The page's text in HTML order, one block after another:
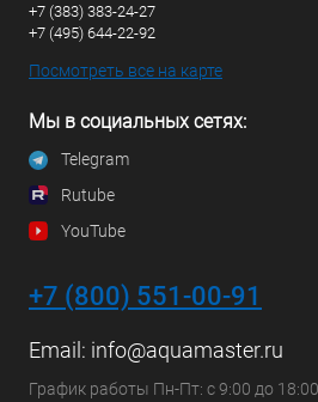
+7 (383) 383-24-27
+7 (495) 644-22-92
Посмотреть все на карте
Мы в социальных сетях:
Telegram
Rutube
YouTube
+7 (800) 551-00-91
Email: info@aquamaster.ru
График работы Пн-Пт: с 9:00 до